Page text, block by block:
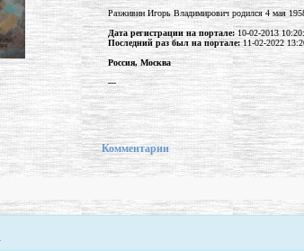
Разживин Игорь Владимирович родился 4 мая
Дата регистрации на портале:10-02-2013
Последний раз был на портале: 11-02-2022
Россия, Москва
---
Комментарии